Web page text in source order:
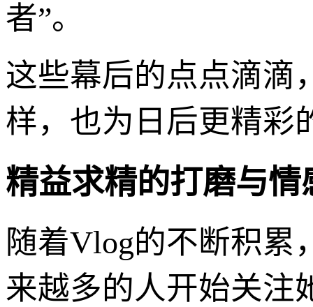
者”。
这些幕后的点点滴滴
样，也为日后更精彩
精益求精的打磨与情
随着Vlog的不断积累
来越多的人开始关注